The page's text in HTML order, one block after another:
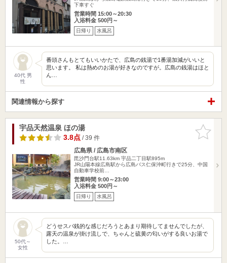
下車すぐ
営業時間 15:00～20:30
入浴料金 500円～
日帰り 水風呂
40代 男
性
番頭さんもとてもいいかたで、広島の銭湯で1番湯加減がいいと
思います。 私は熱めのお湯が好きなのですが。広島の銭湯はほと
ん…
関連情報から探す
お気に入
りに追加
宇品天然温泉 ほの湯
3.8点/ 39 件
広島県 / 広島市南区
毘沙門台駅11.63km 宇品二丁目駅895m
JR山陽本線広島駅から広島バス仁保沖町行きで25分、中国
自動車学校前…
営業時間 9:00～23:00
入浴料金 500円～
日帰り 水風呂
50代～
女性
どうせスパ銭的な感じだろうとあまり期待してませんでしたが、
露天の温泉が掛け流しで、ちゃんと硫黄の匂いがする良いお湯で
した。…